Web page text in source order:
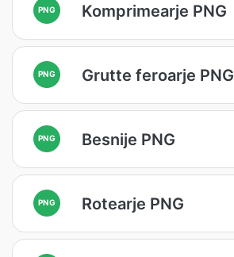
PNG Komprimearje PNG
PNG Grutte feroarje PNG
PNG Besnije PNG
PNG Rotearje PNG